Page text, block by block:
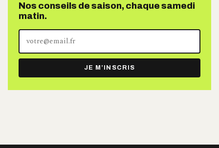
Nos conseils de saison, chaque samedi
matin.
Votre
adresse
e-
mail
JE M’INSCRIS